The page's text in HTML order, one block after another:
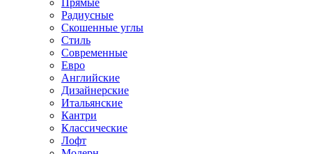
Прямые
Радиусные
Скошенные углы
Стиль
Современные
Евро
Английские
Дизайнерские
Итальянские
Кантри
Классические
Лофт